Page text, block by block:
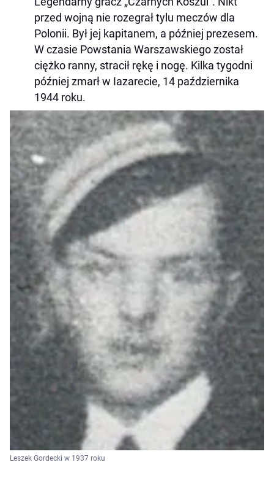
przed wojną nie rozegrał tylu meczów dla
Polonii. Był jej kapitanem, a później prezesem.
W czasie Powstania Warszawskiego został
ciężko ranny, stracił rękę i nogę. Kilka tygodni
później zmarł w Iazarecie, 14 października
1944 roku.
Leszek Gordecki w 1937 roku